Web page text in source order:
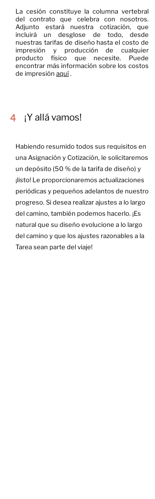
La cesión constituye la columna vertebral
del contrato que celebra con nosotros.
Adjunto estará nuestra cotización, que
incluirá un desglose de todo, desde
nuestras tarifas de diseño hasta el costo de
impresión y producción de cualquier
producto físico que necesite. Puede
encontrar más información sobre los costos
de impresión aquí.
4 ¡Y allá vamos!
Habiendo resumido todos sus requisitos en
una Asignación y Cotización, le solicitaremos
un depósito (50 % de la tarifa de diseño) y
¡listo! Le proporcionaremos actualizaciones
periódicas y pequeños adelantos de nuestro
progreso. Si desea realizar ajustes a lo largo
del camino, también podemos hacerlo. ¡Es
natural que su diseño evolucione a lo largo
del camino y que los ajustes razonables a la
Tarea sean parte del viaje!